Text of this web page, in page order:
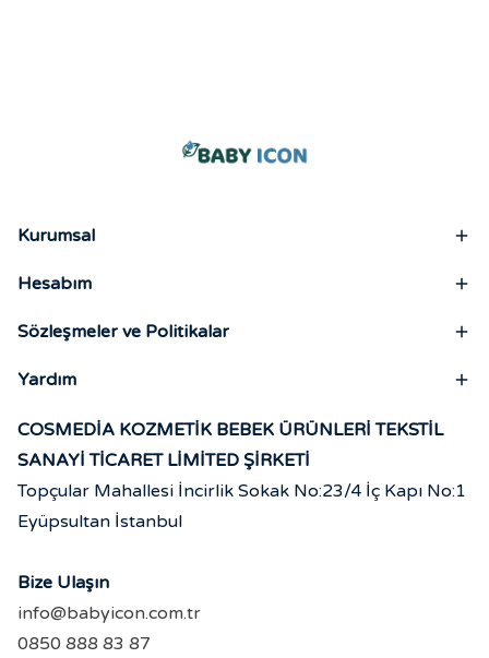
Kurumsal
Hesabım
Sözleşmeler ve Politikalar
Yardım
COSMEDİA KOZMETİK BEBEK ÜRÜNLERİ TEKSTİL
SANAYİ TİCARET LİMİTED ŞİRKETİ
Topçular Mahallesi İncirlik Sokak No:23/4 İç Kapı No:1
Eyüpsultan İstanbul
Bize Ulaşın
info@babyicon.com.tr
0850 888 83 87